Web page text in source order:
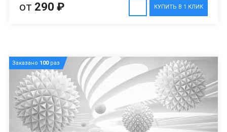
КУПИТЬ В 1 КЛИК
от 290 ₽
Заказано 100раз